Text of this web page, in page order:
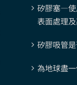
矽膠塞—使
表面處理
矽膠吸管
為地球盡